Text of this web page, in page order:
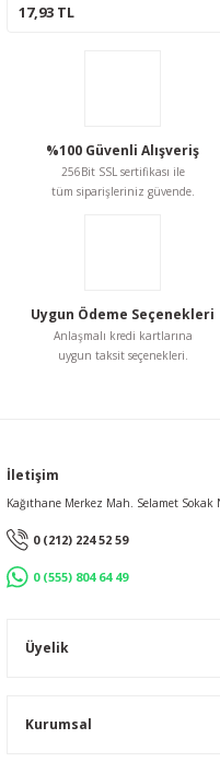
17,93 TL
%100 Güvenli Alışveriş
256Bit SSL sertifikası ile
tüm siparişleriniz güvende.
Uygun Ödeme Seçenekleri
Anlaşmalı kredi kartlarına
uygun taksit seçenekleri.
İletişim
Kağıthane Merkez Mah. Selamet
0 (212) 224 52 59
0 (555) 804 64 49
Üyelik
Kurumsal